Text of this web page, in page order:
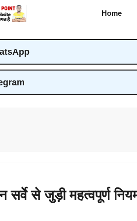
Home
सर्वे से जुड़ी महत्वपूर्ण